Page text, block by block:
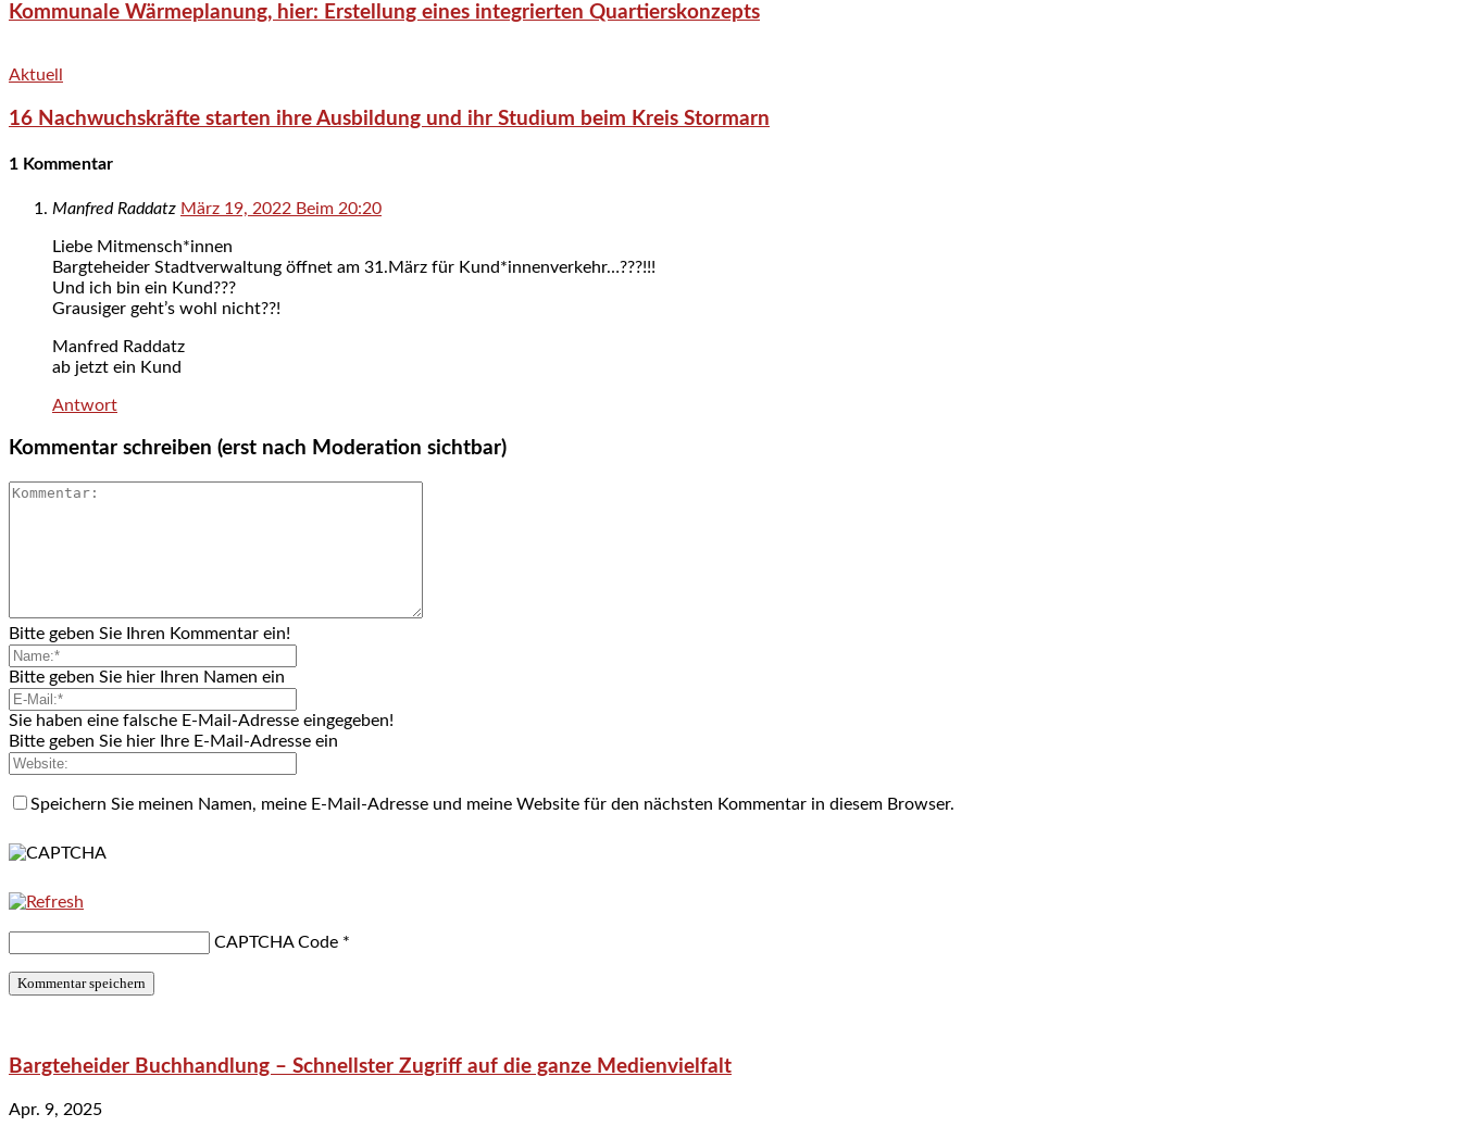
Kommunale Wärmeplanung, hier: Erstellung eines integrierten Quartierskonzepts
Aktuell
16 Nachwuchskräfte starten ihre Ausbildung und ihr Studium beim Kreis Stormarn
1 Kommentar
Manfred Raddatz März 19, 2022 Beim 20:20
Liebe Mitmensch*innen
Bargteheider Stadtverwaltung öffnet am 31.März für Kund*innenverkehr…???!!!
Und ich bin ein Kund???
Grausiger geht’s wohl nicht??!
Manfred Raddatz
ab jetzt ein Kund
Antwort
Kommentar schreiben (erst nach Moderation sichtbar)
Bitte geben Sie Ihren Kommentar ein!
Bitte geben Sie hier Ihren Namen ein
Sie haben eine falsche E-Mail-Adresse eingegeben!
Bitte geben Sie hier Ihre E-Mail-Adresse ein
Speichern Sie meinen Namen, meine E-Mail-Adresse und meine Website für den nächsten Kommentar in diesem Browser.
CAPTCHA Code *
Bargteheider Buchhandlung – Schnellster Zugriff auf die ganze Medienvielfalt
Apr. 9, 2025